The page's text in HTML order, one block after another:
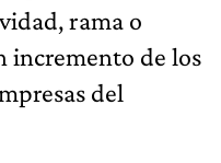
rama o
incremento de los
del